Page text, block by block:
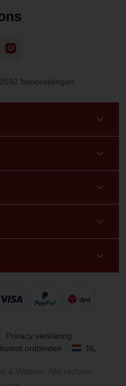
beoordelingen
Privacy verklaring
ontbinden NL